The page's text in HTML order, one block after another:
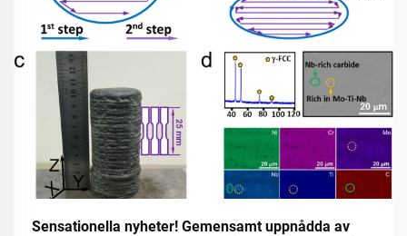
Sensationella nyheter! Gemensamt uppnådda av